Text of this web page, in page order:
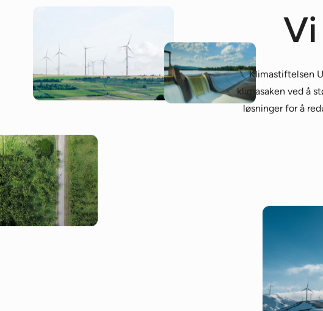
Klimastiftelsen
klimasaken ved å
løsninger for å